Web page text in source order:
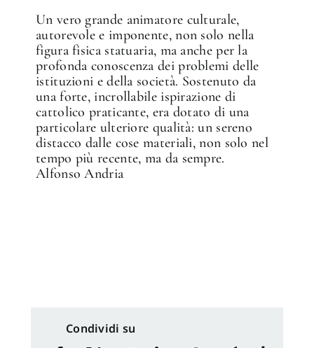
Un vero grande animatore culturale,
autorevole e imponente, non solo nella
figura fisica statuaria, ma anche per la
profonda conoscenza dei problemi delle
istituzioni e della società. Sostenuto da
una forte, incrollabile ispirazione di
cattolico praticante, era dotato di una
particolare ulteriore qualità: un sereno
distacco dalle cose materiali, non solo nel
tempo più recente, ma da sempre.
Alfonso Andria
Condividi su